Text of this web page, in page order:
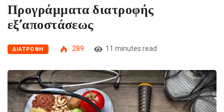
Προγράμματα διατροφής
εξ’αποστάσεως
ΔΙΑΤΡΟΦΗ 289 11 minutes read